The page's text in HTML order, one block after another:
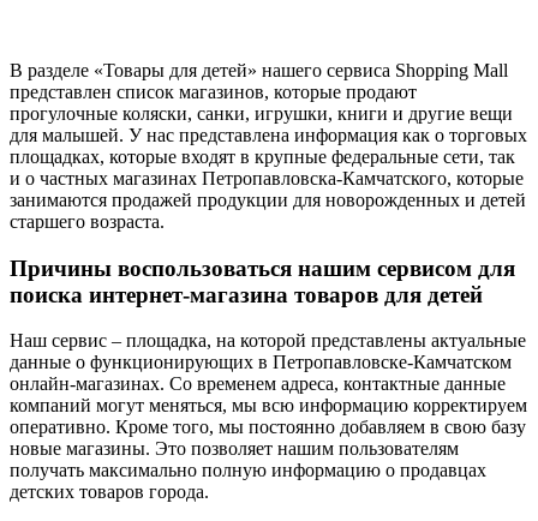
В разделе «Товары для детей» нашего сервиса Shopping Mall
представлен список магазинов, которые продают
прогулочные коляски, санки, игрушки, книги и другие вещи
для малышей. У нас представлена информация как о торговых
площадках, которые входят в крупные федеральные сети, так
и о частных магазинах Петропавловска-Камчатского, которые
занимаются продажей продукции для новорожденных и детей
старшего возраста.
Причины воспользоваться нашим сервисом для
поиска интернет-магазина товаров для детей
Наш сервис – площадка, на которой представлены актуальные
данные о функционирующих в Петропавловске-Камчатском
онлайн-магазинах. Со временем адреса, контактные данные
компаний могут меняться, мы всю информацию корректируем
оперативно. Кроме того, мы постоянно добавляем в свою базу
новые магазины. Это позволяет нашим пользователям
получать максимально полную информацию о продавцах
детских товаров города.